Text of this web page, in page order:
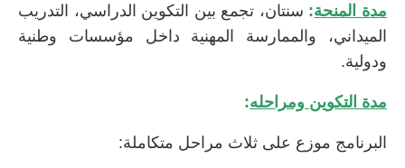
مدة المنحة: سنتان، تجمع بين التكوين الدراسي، التدريب
الميداني، والممارسة المهنية داخل مؤسسات وطنية
ودولية.
مدة التكوين ومراحله:
البرنامج موزع على ثلاث مراحل متكاملة: